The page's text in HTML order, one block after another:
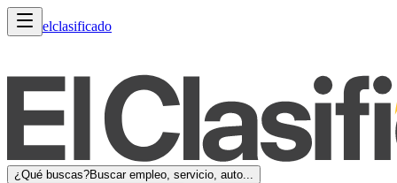
elclasificado
¿Qué buscas?Buscar empleo, servicio, auto...